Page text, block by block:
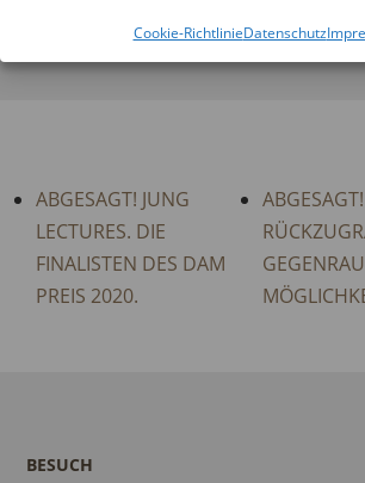
Cookie-RichtlinieDatenschutz
ABGESAGT! JUNG
LECTURES. DIE
FINALISTEN DES DAM
PREIS 2020.
BESUCH